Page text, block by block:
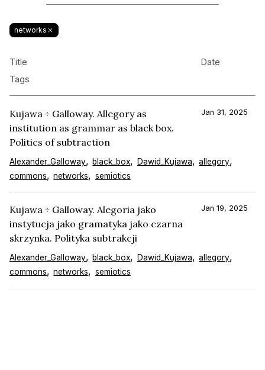
networks
Title
Tags
Date
Kujawa ÷ Galloway. Allegory as
institution as grammar as black box.
Politics of subtraction
Alexander_Galloway black_box Dawid_Kujawa
allegory
commons
networks semiotics
Jan 31, 2025
Kujawa ÷ Galloway. Alegoria jako
instytucja jako gramatyka jako czarna
skrzynka. Polityka subtrakcji
Alexander_Galloway black_box Dawid_Kujawa
allegory
commons
networks semiotics
Jan 19, 2025